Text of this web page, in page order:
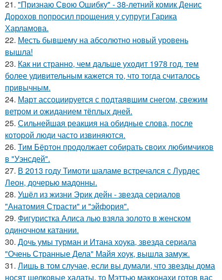
21. "Признаю Свою Ошибку" - 38-летний комик Денис
Дорохов попросил прощения у супруги Гарика
Харламова.
22. Месть бывшему на абсолютно новый уровень
вышла!
23. Как ни странно, чем дальше уходит 1978 год, тем
более удивительным кажется то, что тогда считалось
привычным.
24. Март ассоциируется с подтаявшим снегом, свежим
ветром и ожиданием тёплых дней.
25. Сильнейшая реакция на обидные слова, после
которой люди часто извиняются.
26. Тим Бёртон продолжает собирать своих любимчиков
в "Уэнсдей".
27. В 2013 году Тимоти шаламе встречался с Лурдес
Леон, дочерью мадонны.
28. Ушёл из жизни Эрик дейн - звезда сериалов
"Анатомия Страсти" и "эйфория".
29. Фигуристка Алиса лью взяла золото в женском
одиночном катании.
30. Дочь умы турман и Итана хоука, звезда сериала
"Очень Странные Дела" Майя хоук, вышла замуж.
31. Лишь в том случае, если вы думали, что звезды дома
носят шелковые халаты, то Мэттью макконахи готов вас